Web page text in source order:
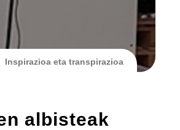
Inspirazioa eta transpirazioa
albisteak